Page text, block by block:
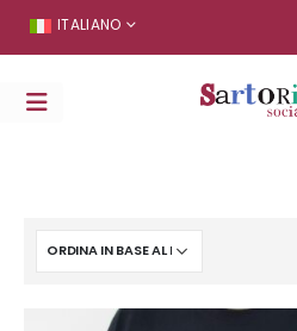
ITALIANO